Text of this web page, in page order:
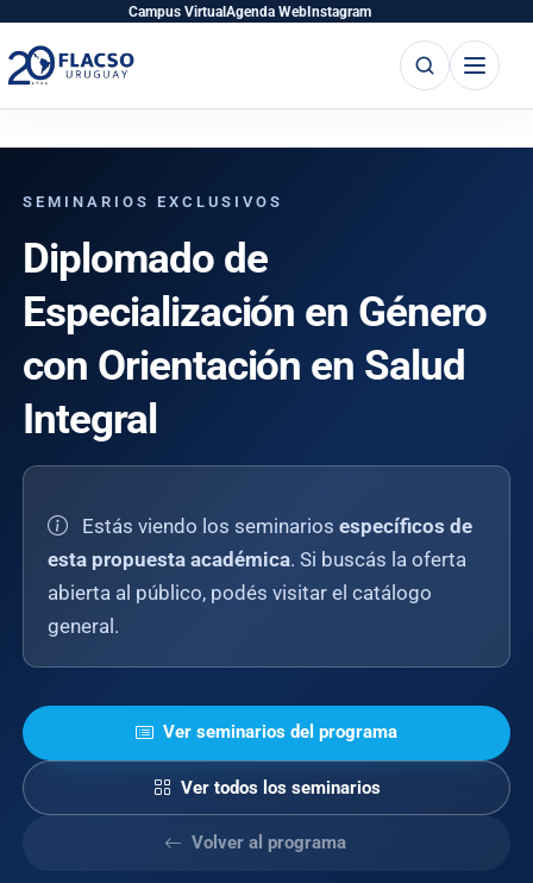
contenido
principal
contenido
Campus VirtualAgenda WebInstagram
BuscarAbrir
menú
SEMINARIOS EXCLUSIVOS
Diplomado de
Especialización en Género
con Orientación en Salud
Integral
Estás viendo los seminariosespecíficos de
esta propuesta académica. Si buscás la oferta
abierta al público, podés visitar el catálogo
general.
Ver seminarios del programa
Ver todos los seminarios
Volver al programa